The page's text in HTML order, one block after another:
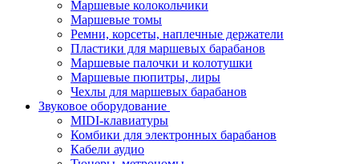
Маршевые колокольчики
Маршевые томы
Ремни, корсеты, наплечные держатели
Пластики для маршевых барабанов
Маршевые палочки и колотушки
Маршевые пюпитры, лиры
Чехлы для маршевых барабанов
Звуковое оборудование
MIDI-клавиатуры
Комбики для электронных барабанов
Кабели аудио